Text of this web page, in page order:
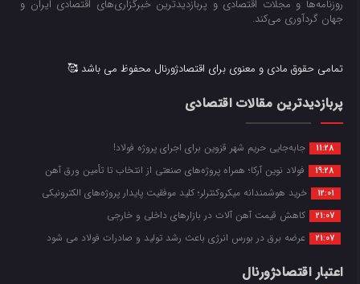
روزنامه‌ها و مجلات اقتصادی و پربازدیدترین خبرگزاری‌های اقتصادی ایران و
جهان گردآوری می‌کند.
تمامی حقوق مادی و معنوی برای اقتصادژورنال محفوظ می باشد 🥰
پربازدیدترین مقالات اقتصادی
11:28 جابه‌جایی حریم شهر قزوین برای اجرای پروژه فولاد!
19:28 فولاد نوین آرکا؛ همراه پروژه‌های صنعتی از انتخاب تا تأمین ورق آهن
12:01 خرید هوشمندانه میکروکنترلر؛ کلید موفقیت پایدار پروژه‌های الکترونیکی
21:07 کاهش قیمت آهن آلات در بازارهای داخلی و خارجی
21:07 عرضه برق در بورس انرژی باعث رشد تولید و صادرات فولاد می شود
اعتبار اقتصادژورنال